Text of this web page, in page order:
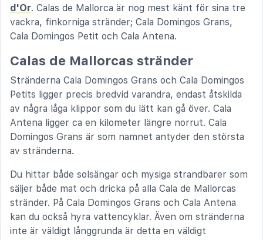
d'Or. Calas de Mallorca är nog mest känt för sina tre
vackra, finkorniga stränder; Cala Domingos Grans,
Cala Domingos Petit och Cala Antena.
Calas de Mallorcas stränder
Stränderna Cala Domingos Grans och Cala Domingos
Petits ligger precis bredvid varandra, endast åtskilda
av några låga klippor som du lätt kan gå över. Cala
Antena ligger ca en kilometer längre norrut. Cala
Domingos Grans är som namnet antyder den största
av stränderna.
Du hittar både solsängar och mysiga strandbarer som
säljer både mat och dricka på alla Cala de Mallorcas
stränder. På Cala Domingos Grans och Cala Antena
kan du också hyra vattencyklar. Även om stränderna
inte är väldigt långgrunda är detta en väldigt